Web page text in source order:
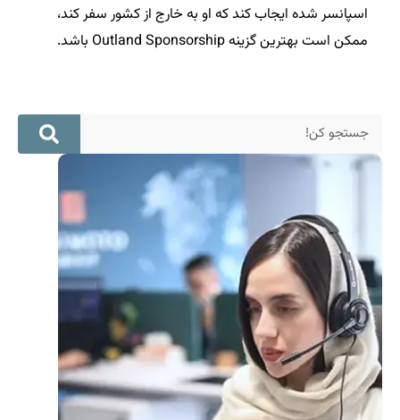
اسپانسر شده ایجاب کند که او به خارج از کشور سفر کند،
ممکن است بهترین گزینه Outland Sponsorship باشد.